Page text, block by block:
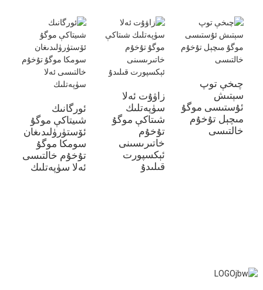
چىخې توپ
سېتىش
ئۇستىسى موگۇ
مىچېل تۇخۇم
خالتىسى
زاۋۇت ئەلا
سۈپەتلىك
شىتاكې موگۇ
تۇخۇم
خاتىرىسىنى
ئېكسپورت
قىلىدۇ
ئورگانىك
شىيتاكې موگۇ
ئۆستۈرۈلىدىغان
سومكا موگۇ
تۇخۇم خالتىسى
ئەلا سۈپەتلىك